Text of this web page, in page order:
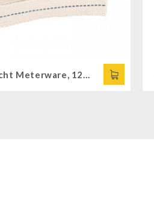
Ersatzdocht Meterware, 12,5 mm x 100 cm